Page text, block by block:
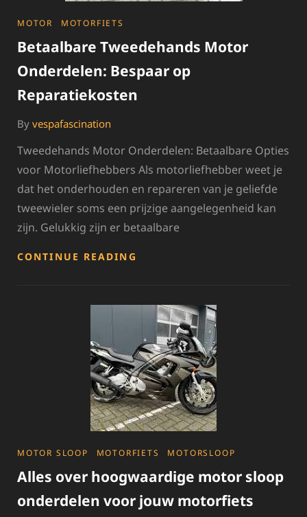
CATEGORIES
MOTOR MOTORFIETS
Betaalbare Tweedehands Motor
Onderdelen: Bespaar op
Reparatiekosten
By vespafascination
Tweedehands Motor Onderdelen: Betaalbare Opties
voor Motorliefhebbers Als motorliefhebber weet je
dat het onderhouden en repareren van je geliefde
tweewieler soms een prijzige aangelegenheid kan
zijn. Gelukkig zijn er betaalbare
CONTINUE READING
BESPAAR
REPARATIEKOSTEN
CATEGORIES
MOTOR SLOOP MOTORFIETS MOTORSLOOP
Alles over hoogwaardige motor sloop
onderdelen voor jouw motorfiets